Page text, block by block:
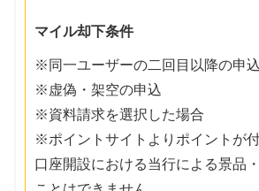
マイル却下条件
※同一ユーザーの二回目以降の申込
※虚偽・架空の申込
※資料請求を選択した場合
※ポイントサイトよりポイントが付
口座開設における当行による景品